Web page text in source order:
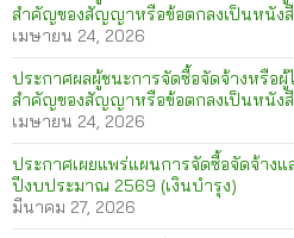
สำคัญของสัญญาหรือข้อตกลงเป็นหนัง
เมษายน 24, 2026
ประกาศผลผู้ชนะการจัดซื้อจัดจ้างหรือผู้
สำคัญของสัญญาหรือข้อตกลงเป็นหนัง
เมษายน 24, 2026
ประกาศเผยแพร่แผนการจัดซื้อจัดจ้าง
ปีงบประมาณ 2569 (เงินบำรุง)
มีนาคม 27, 2026